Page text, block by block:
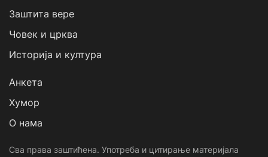
Заштита вере
Човек и црква
Историја и култура
Анкета
Хумор
О нама
Сва права заштићена. Употреба и цитирање материјала